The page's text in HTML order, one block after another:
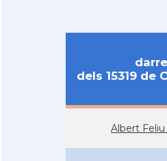
dels 15319 de
Albert